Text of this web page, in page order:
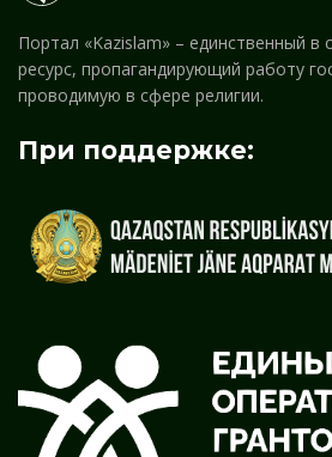
Портал «Kazislam» – единственный в
ресурс, пропагандирующий работу
проводимую в сфере религии.
При поддержке: